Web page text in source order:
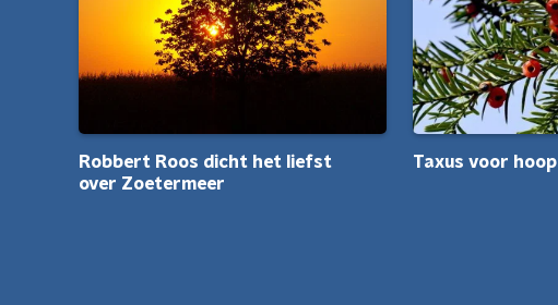
Robbert Roos dicht het liefst
over Zoetermeer
Taxus voor hoop